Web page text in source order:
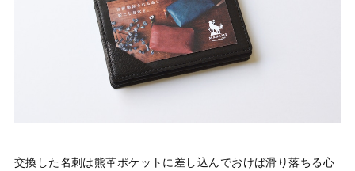
交換した名刺は熊革ポケットに差し込んでおけば滑り落ちる心